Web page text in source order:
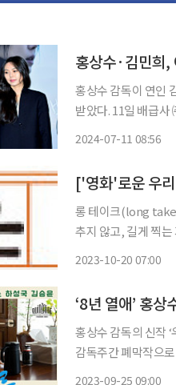
홍상수·김민희
홍상수 감독이 연인
받았다. 11일 배급사 ㈜화인컷은 '수유천'이 다음 달 7일 개막하는 제77회 로카르노국제영화
2024-07-11 08:56
['영화'로운 우
롱 테이크(long
추지 않고, 길게 찍는 기법이 롱 테이크다.
2023-10-20 07:00
홍상수 감독의 신작 ‘우리의 하루’가 국내 관객들과
감독주간 폐막작으
2023-09-25 09:00